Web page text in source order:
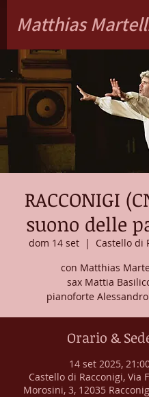
Matthias
RACCONIGI
suono delle
dom 14 set
  |
Castello di
con Matthias
sax Mattia
pianoforte
Orario &
14 set 2025,
Castello di Racconigi, Via
Morosini, 3, 12035